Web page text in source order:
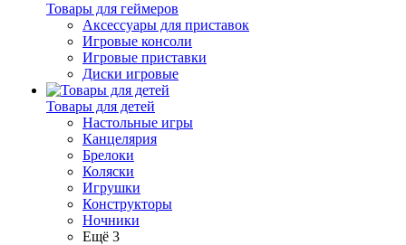
Товары для геймеров
Аксессуары для приставок
Игровые консоли
Игровые приставки
Диски игровые
Товары для детей
Настольные игры
Канцелярия
Брелоки
Коляски
Игрушки
Конструкторы
Ночники
Ещё 3